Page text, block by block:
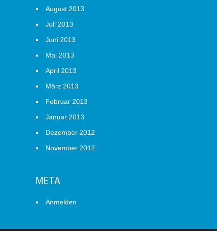
August 2013
Juli 2013
Juni 2013
Mai 2013
April 2013
März 2013
Februar 2013
Januar 2013
Dezember 2012
November 2012
META
Anmelden